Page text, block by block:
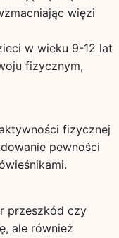
więzi
w wieku 9-12 lat
fizycznym,
fizycznej
pewności
przeszkód czy
ale również